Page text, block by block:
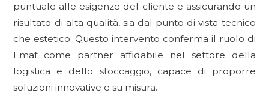
puntuale alle esigenze del cliente e assicurando un
risultato di alta qualità, sia dal punto di vista tecnico
che estetico. Questo intervento conferma il ruolo di
Emaf come partner affidabile nel settore della
logistica e dello stoccaggio, capace di proporre
soluzioni innovative e su misura.